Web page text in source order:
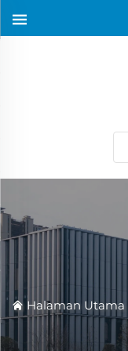
Halaman Utama